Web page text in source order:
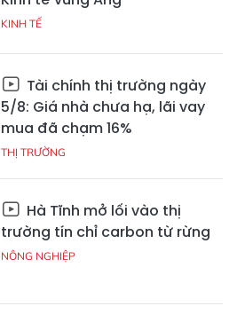
KINH TẾ
Tài chính thị trường ngày
5/8: Giá nhà chưa hạ, lãi vay
mua đã chạm 16%
THỊ TRƯỜNG
Hà Tĩnh mở lối vào thị
trường tín chỉ carbon từ rừng
NÔNG NGHIỆP